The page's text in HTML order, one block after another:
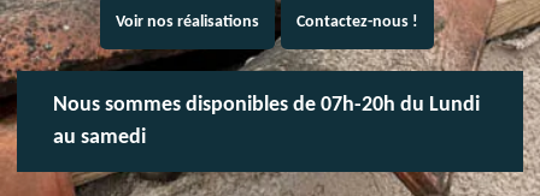
Voir nos réalisations Contactez-nous !
Nous sommes disponibles de 07h-20h du Lundi
au samedi